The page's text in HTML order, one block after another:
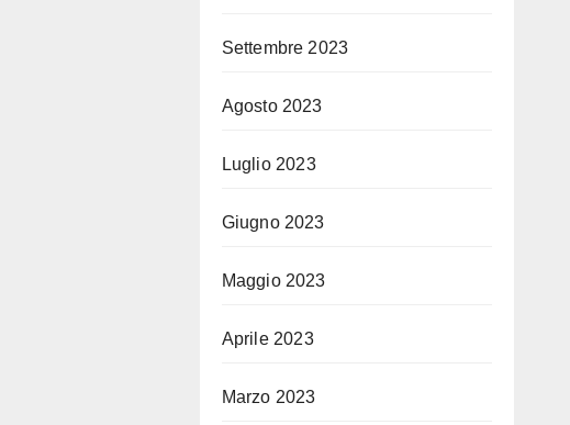
Settembre 2023
Agosto 2023
Luglio 2023
Giugno 2023
Maggio 2023
Aprile 2023
Marzo 2023